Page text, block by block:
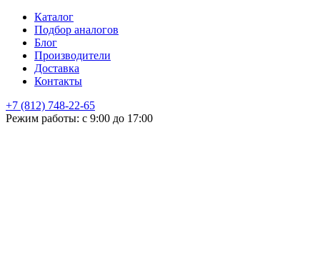
Каталог
Подбор аналогов
Блог
Производители
Доставка
Контакты
+7 (812) 748-22-65
Режим работы: с 9:00 до 17:00
НЕ НАШЛИ ЧТО ИСКАЛИ